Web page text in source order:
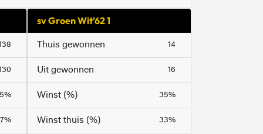
sv Groen Wit'62 1
Thuis gewonnen 14
Uit gewonnen 16
Winst (%) 35%
Winst thuis (%) 33%